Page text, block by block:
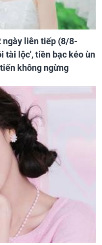
ngày liên tiếp (8/8-
tài lộc', tiền bạc kéo ùn
không ngừng